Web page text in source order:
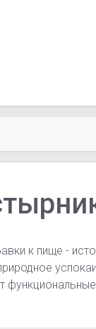
к пище -